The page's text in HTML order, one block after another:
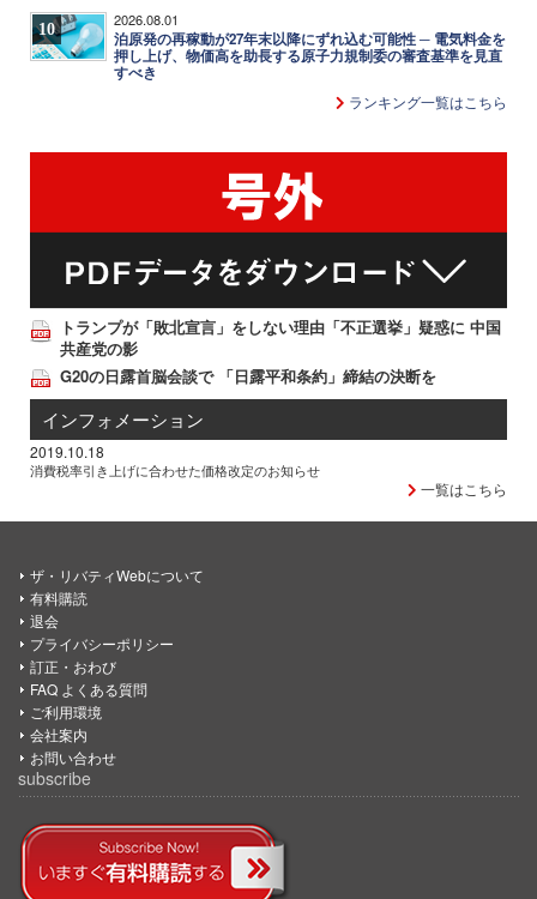
10 2026.08.01
泊原発の再稼動が27年末以降にずれ込む可能性 ─ 電気料金を
押し上げ、物価高を助長する原子力規制委の審査基準を見直
すべき
ランキング一覧はこちら
トランプが「敗北宣言」をしない理由「不正選挙」疑惑に 中国
共産党の影
G20の日露首脳会談で 「日露平和条約」締結の決断を
インフォメーション
2019.10.18
消費税率引き上げに合わせた価格改定のお知らせ
一覧はこちら
ザ・リバティWebについて
有料購読
退会
プライバシーポリシー
訂正・おわび
FAQ よくある質問
ご利用環境
会社案内
お問い合わせ
subscribe